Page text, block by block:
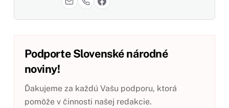
Podporte Slovenské národné
noviny!
Ďakujeme za každú Vašu podporu, ktorá
pomôže v činnosti našej redakcie.